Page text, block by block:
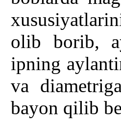
olib borib,
ipning
va
bayon qilib